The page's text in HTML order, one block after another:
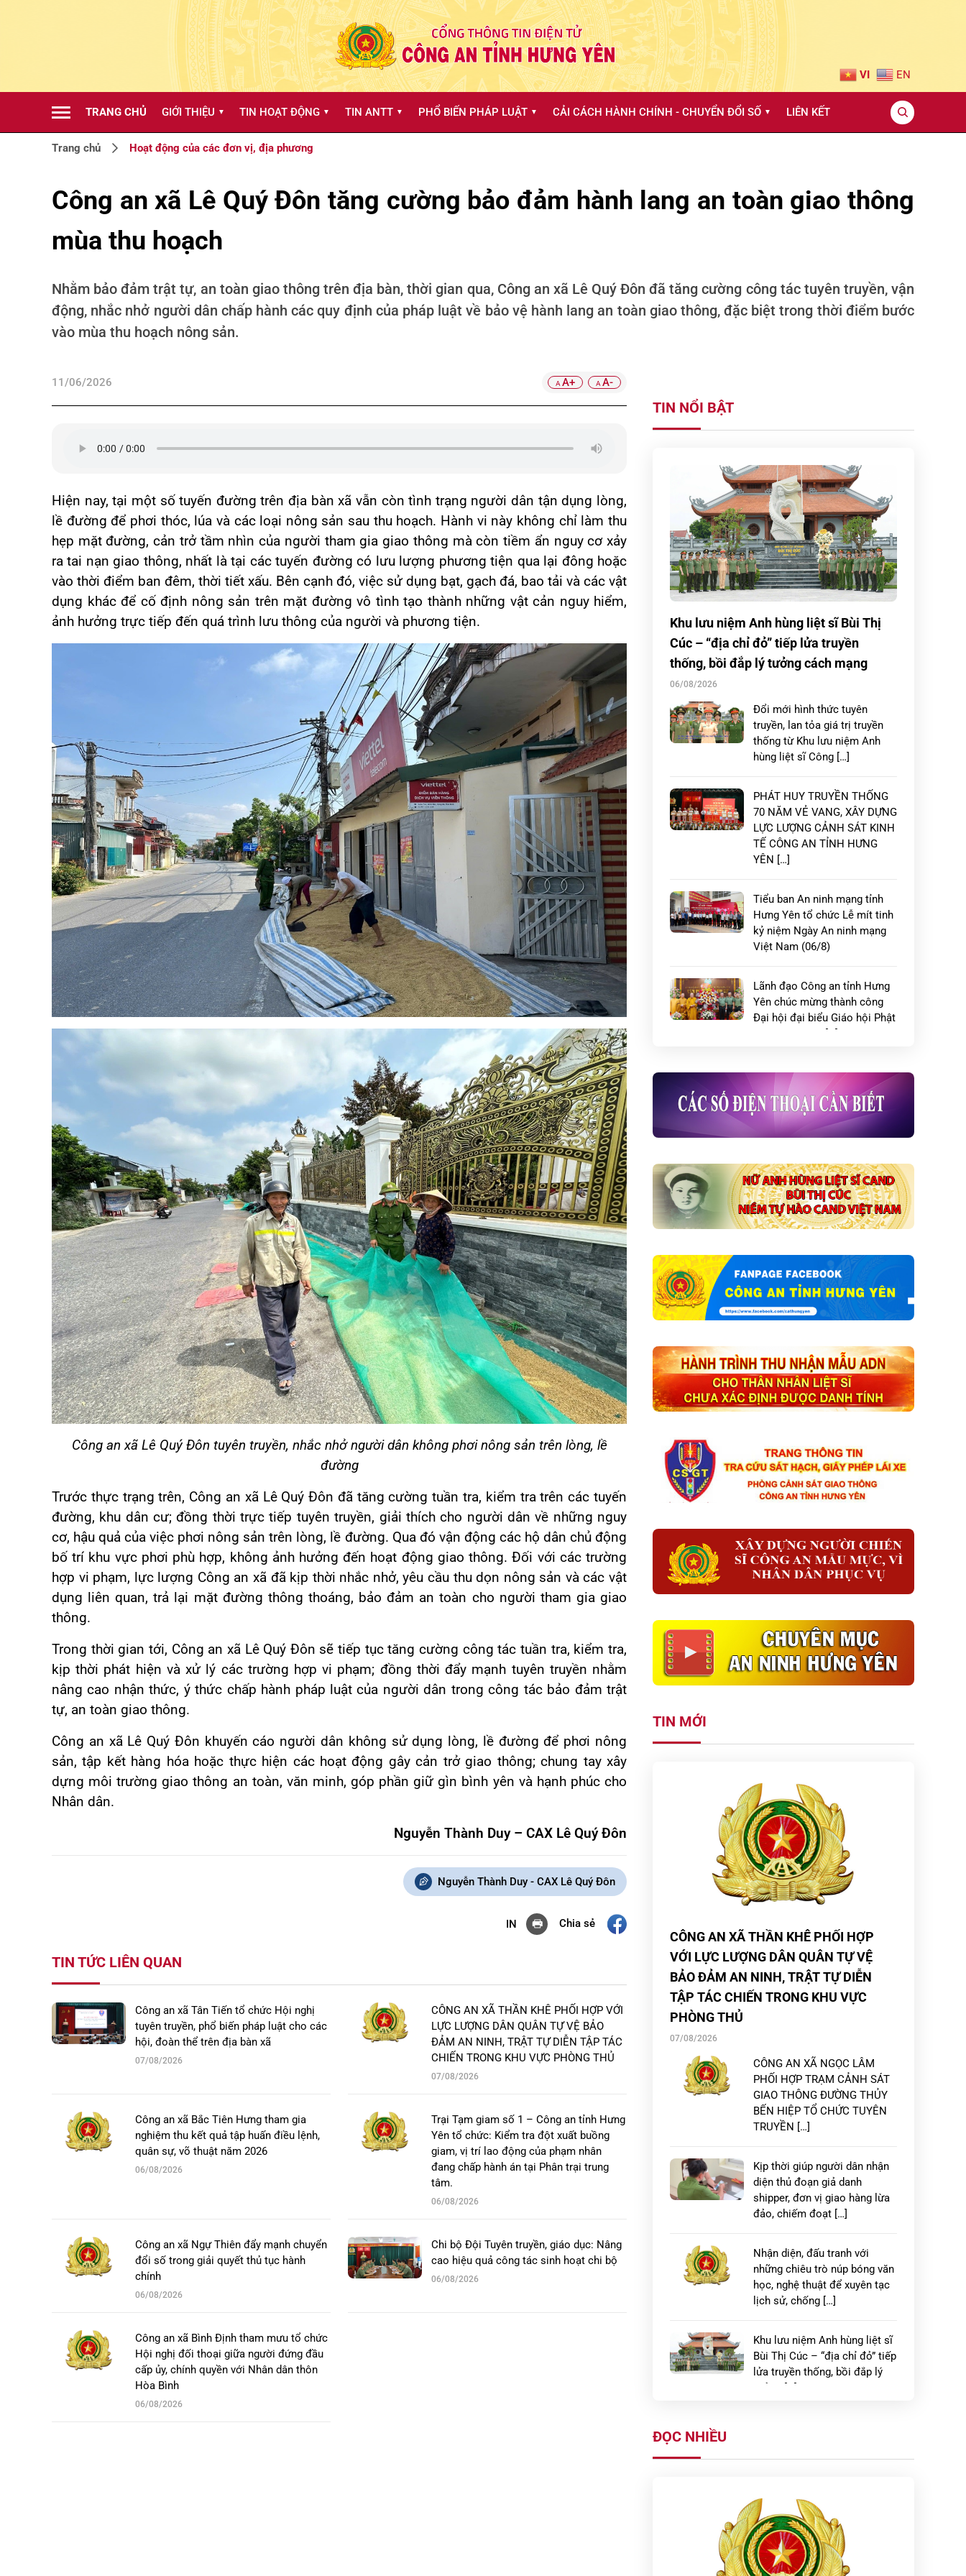
VI EN
TRANG CHỦ GIỚI THIỆU ▼ TIN HOẠT ĐỘNG ▼ TIN ANTT ▼ PHỔ BIẾN PHÁP LUẬT ▼ CẢI CÁCH HÀNH CHÍNH - CHUYỂN ĐỔI SỐ ▼ LIÊN KẾT
Trang chủ Hoạt động của các đơn vị, địa phương
Công an xã Lê Quý Đôn tăng cường bảo đảm hành lang an toàn giao thông
mùa thu hoạch
Nhằm bảo đảm trật tự, an toàn giao thông trên địa bàn, thời gian qua, Công an xã Lê Quý Đôn đã tăng cường công tác tuyên truyền, vận
động, nhắc nhở người dân chấp hành các quy định của pháp luật về bảo vệ hành lang an toàn giao thông, đặc biệt trong thời điểm bước
vào mùa thu hoạch nông sản.
11/06/2026 A A+ A A-
Hiện nay, tại một số tuyến đường trên địa bàn xã vẫn còn tình trạng người dân tận dụng lòng,
lề đường để phơi thóc, lúa và các loại nông sản sau thu hoạch. Hành vi này không chỉ làm thu
hẹp mặt đường, cản trở tầm nhìn của người tham gia giao thông mà còn tiềm ẩn nguy cơ xảy
ra tai nạn giao thông, nhất là tại các tuyến đường có lưu lượng phương tiện qua lại đông hoặc
vào thời điểm ban đêm, thời tiết xấu. Bên cạnh đó, việc sử dụng bạt, gạch đá, bao tải và các vật
dụng khác để cố định nông sản trên mặt đường vô tình tạo thành những vật cản nguy hiểm,
ảnh hưởng trực tiếp đến quá trình lưu thông của người và phương tiện.
Công an xã Lê Quý Đôn tuyên truyền, nhắc nhở người dân không phơi nông sản trên lòng, lề
đường
Trước thực trạng trên, Công an xã Lê Quý Đôn đã tăng cường tuần tra, kiểm tra trên các tuyến
đường, khu dân cư; đồng thời trực tiếp tuyên truyền, giải thích cho người dân về những nguy
cơ, hậu quả của việc phơi nông sản trên lòng, lề đường. Qua đó vận động các hộ dân chủ động
bố trí khu vực phơi phù hợp, không ảnh hưởng đến hoạt động giao thông. Đối với các trường
hợp vi phạm, lực lượng Công an xã đã kịp thời nhắc nhở, yêu cầu thu dọn nông sản và các vật
dụng liên quan, trả lại mặt đường thông thoáng, bảo đảm an toàn cho người tham gia giao
thông.
Trong thời gian tới, Công an xã Lê Quý Đôn sẽ tiếp tục tăng cường công tác tuần tra, kiểm tra,
kịp thời phát hiện và xử lý các trường hợp vi phạm; đồng thời đẩy mạnh tuyên truyền nhằm
nâng cao nhận thức, ý thức chấp hành pháp luật của người dân trong công tác bảo đảm trật
tự, an toàn giao thông.
Công an xã Lê Quý Đôn khuyến cáo người dân không sử dụng lòng, lề đường để phơi nông
sản, tập kết hàng hóa hoặc thực hiện các hoạt động gây cản trở giao thông; chung tay xây
dựng môi trường giao thông an toàn, văn minh, góp phần giữ gìn bình yên và hạnh phúc cho
Nhân dân.
Nguyễn Thành Duy – CAX Lê Quý Đôn
Nguyễn Thành Duy - CAX Lê Quý Đôn
IN Chia sẻ
TIN TỨC LIÊN QUAN
Công an xã Tân Tiến tổ chức Hội nghị
tuyên truyền, phổ biến pháp luật cho các
hội, đoàn thể trên địa bàn xã
07/08/2026
CÔNG AN XÃ THẦN KHÊ PHỐI HỢP VỚI
LỰC LƯỢNG DÂN QUÂN TỰ VỆ BẢO
ĐẢM AN NINH, TRẬT TỰ DIỄN TẬP TÁC
CHIẾN TRONG KHU VỰC PHÒNG THỦ
07/08/2026
Công an xã Bắc Tiên Hưng tham gia
nghiệm thu kết quả tập huấn điều lệnh,
quân sự, võ thuật năm 2026
06/08/2026
Trại Tạm giam số 1 – Công an tỉnh Hưng
Yên tổ chức: Kiểm tra đột xuất buồng
giam, vị trí lao động của phạm nhân
đang chấp hành án tại Phân trại trung
tâm.
06/08/2026
Công an xã Ngự Thiên đẩy mạnh chuyển
đổi số trong giải quyết thủ tục hành
chính
06/08/2026
Chi bộ Đội Tuyên truyền, giáo dục: Nâng
cao hiệu quả công tác sinh hoạt chi bộ
06/08/2026
Công an xã Bình Định tham mưu tổ chức
Hội nghị đối thoại giữa người đứng đầu
cấp ủy, chính quyền với Nhân dân thôn
Hòa Bình
06/08/2026
TIN NỔI BẬT
Khu lưu niệm Anh hùng liệt sĩ Bùi Thị
Cúc – “địa chỉ đỏ” tiếp lửa truyền
thống, bồi đắp lý tưởng cách mạng
06/08/2026
Đổi mới hình thức tuyên
truyền, lan tỏa giá trị truyền
thống từ Khu lưu niệm Anh
hùng liệt sĩ Công […]
PHÁT HUY TRUYỀN THỐNG
70 NĂM VẺ VANG, XÂY DỰNG
LỰC LƯỢNG CẢNH SÁT KINH
TẾ CÔNG AN TỈNH HƯNG
YÊN […]
Tiểu ban An ninh mạng tỉnh
Hưng Yên tổ chức Lễ mít tinh
kỷ niệm Ngày An ninh mạng
Việt Nam (06/8)
Lãnh đạo Công an tỉnh Hưng
Yên chúc mừng thành công
Đại hội đại biểu Giáo hội Phật
giáo Việt Nam […]
TIN MỚI
CÔNG AN XÃ THẦN KHÊ PHỐI HỢP
VỚI LỰC LƯỢNG DÂN QUÂN TỰ VỆ
BẢO ĐẢM AN NINH, TRẬT TỰ DIỄN
TẬP TÁC CHIẾN TRONG KHU VỰC
PHÒNG THỦ
07/08/2026
CÔNG AN XÃ NGỌC LÂM
PHỐI HỢP TRẠM CẢNH SÁT
GIAO THÔNG ĐƯỜNG THỦY
BẾN HIỆP TỔ CHỨC TUYÊN
TRUYỀN […]
Kịp thời giúp người dân nhận
diện thủ đoạn giả danh
shipper, đơn vị giao hàng lừa
đảo, chiếm đoạt […]
Nhận diện, đấu tranh với
những chiêu trò núp bóng văn
học, nghệ thuật để xuyên tạc
lịch sử, chống […]
Khu lưu niệm Anh hùng liệt sĩ
Bùi Thị Cúc – “địa chỉ đỏ” tiếp
lửa truyền thống, bồi đắp lý
tưởng […]
thống từ Khu lưu niệm Anh
PHÁT HUY TRUYỀN THỐNG
70 NĂM VẺ VANG, XÂY DỰNG
LỰC LƯỢNG CẢNH SÁT KINH
TẾ CÔNG AN TỈNH HƯNG
ĐỌC NHIỀU